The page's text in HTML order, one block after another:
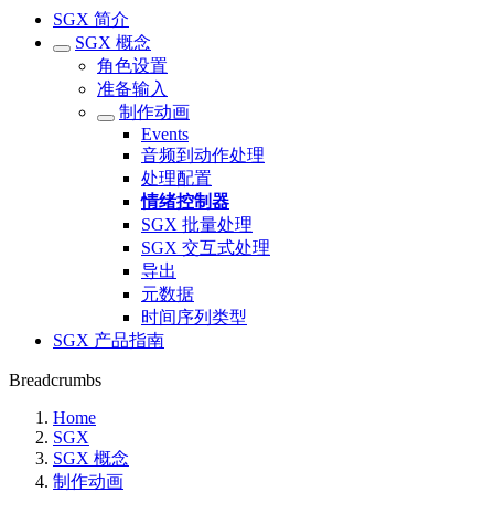
SGX 简介
SGX 概念
角色设置
准备输入
制作动画
Events
音频到动作处理
处理配置
情绪控制器
SGX 批量处理
SGX 交互式处理
导出
元数据
时间序列类型
SGX 产品指南
Breadcrumbs
Home
SGX
SGX 概念
制作动画